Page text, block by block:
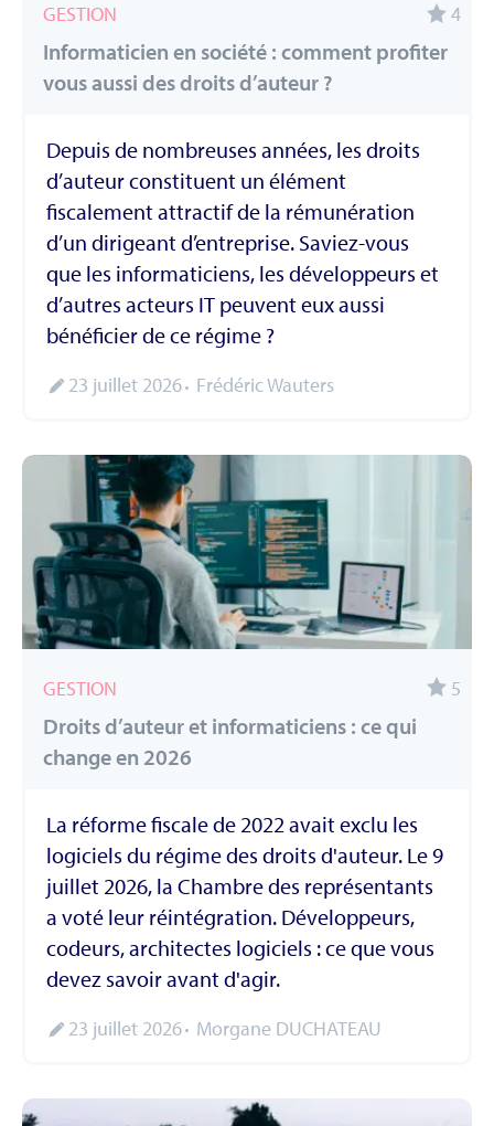
GESTION 4
Informaticien en société : comment profiter
vous aussi des droits d’auteur ?
Depuis de nombreuses années, les droits
d’auteur constituent un élément
fiscalement attractif de la rémunération
d’un dirigeant d’entreprise. Saviez-vous
que les informaticiens, les développeurs et
d’autres acteurs IT peuvent eux aussi
bénéficier de ce régime ?
23 juillet 2026 Frédéric Wauters
GESTION 5
Droits d’auteur et informaticiens : ce qui
change en 2026
La réforme fiscale de 2022 avait exclu les
logiciels du régime des droits d'auteur. Le 9
juillet 2026, la Chambre des représentants
a voté leur réintégration. Développeurs,
codeurs, architectes logiciels : ce que vous
devez savoir avant d'agir.
23 juillet 2026 Morgane DUCHATEAU